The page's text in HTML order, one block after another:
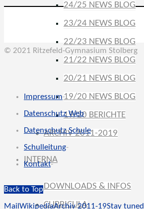
24/25 NEWS BLOG
23/24 NEWS BLOG
22/23 NEWS BLOG
21/22 NEWS BLOG
20/21 NEWS BLOG
19/20 NEWS BLOG
19/20 BERICHTE
ARCHIV 2011-2019
INTERNA
DOWNLOADS & INFOS
CURRICULA
© 2021 Ritzefeld-Gymnasium Stolberg
Impressum-
Datenschutz Web-
Datenschutz Schule-
Schulleitung-
Kontakt-
Back to Top
Mail WikipediaArchiv 2011-19Stay